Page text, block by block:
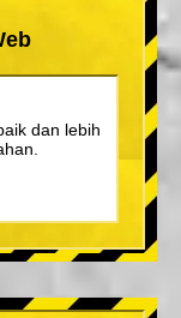
dan lebih